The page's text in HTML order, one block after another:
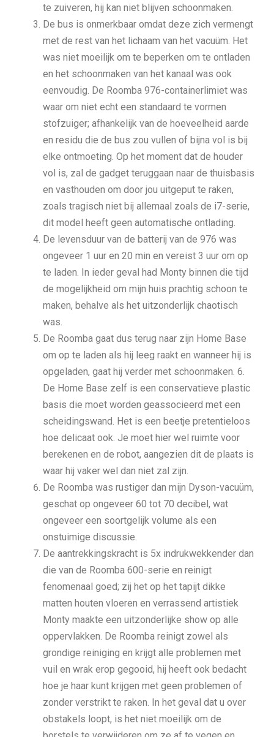
te zuiveren, hij kan niet blijven schoonmaken.
De bus is onmerkbaar omdat deze zich vermengt
met de rest van het lichaam van het vacuüm. Het
was niet moeilijk om te beperken om te ontladen
en het schoonmaken van het kanaal was ook
eenvoudig. De Roomba 976-containerlimiet was
waar om niet echt een standaard te vormen
stofzuiger; afhankelijk van de hoeveelheid aarde
en residu die de bus zou vullen of bijna vol is bij
elke ontmoeting. Op het moment dat de houder
vol is, zal de gadget teruggaan naar de thuisbasis
en vasthouden om door jou uitgeput te raken,
zoals tragisch niet bij allemaal zoals de i7-serie,
dit model heeft geen automatische ontlading.
De levensduur van de batterij van de 976 was
ongeveer 1 uur en 20 min en vereist 3 uur om op
te laden. In ieder geval had Monty binnen die tijd
de mogelijkheid om mijn huis prachtig schoon te
maken, behalve als het uitzonderlijk chaotisch
was.
De Roomba gaat dus terug naar zijn Home Base
om op te laden als hij leeg raakt en wanneer hij is
opgeladen, gaat hij verder met schoonmaken. 6.
De Home Base zelf is een conservatieve plastic
basis die moet worden geassocieerd met een
scheidingswand. Het is een beetje pretentieloos
hoe delicaat ook. Je moet hier wel ruimte voor
berekenen en de robot, aangezien dit de plaats is
waar hij vaker wel dan niet zal zijn.
De Roomba was rustiger dan mijn Dyson-vacuüm,
geschat op ongeveer 60 tot 70 decibel, wat
ongeveer een soortgelijk volume als een
onstuimige discussie.
De aantrekkingskracht is 5x indrukwekkender dan
die van de Roomba 600-serie en reinigt
fenomenaal goed; zij het op het tapijt dikke
matten houten vloeren en verrassend artistiek
Monty maakte een uitzonderlijke show op alle
oppervlakken. De Roomba reinigt zowel als
grondige reiniging en krijgt alle problemen met
vuil en wrak erop gegooid, hij heeft ook bedacht
hoe je haar kunt krijgen met geen problemen of
zonder verstrikt te raken. In het geval dat u over
obstakels loopt, is het niet moeilijk om de